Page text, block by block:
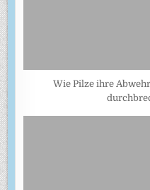
Wie Pilze ihre